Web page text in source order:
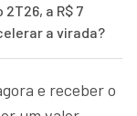
a R$ 7
a virada?
e receber o